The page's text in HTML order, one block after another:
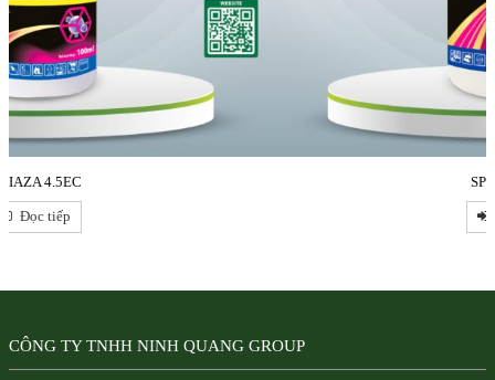
CÔNG TY TNHH NINH QUANG GROUP